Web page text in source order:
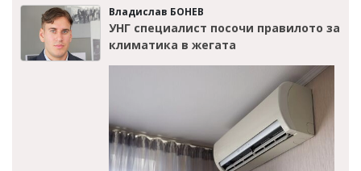
Владислав БОНЕВ
УНГ специалист посочи правилото за
климатика в жегата